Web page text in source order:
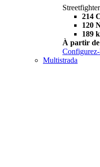
214
120
189
À partir de
Multistrada